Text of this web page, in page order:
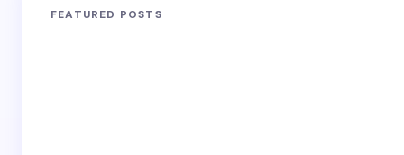
FEATURED POSTS